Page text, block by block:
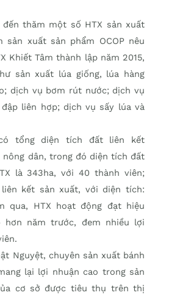
thăm một số HTX sản xuất
sản xuất sản phẩm OCOP nêu
Khiết Tâm thành lập năm 2015,
sản xuất lúa giống, lúa hàng
dịch vụ bơm rút nước; dịch vụ
liên hợp; dịch vụ sấy lúa và
tổng diện tích đất liên kết
nông dân, trong đó diện tích đất
là 343ha, với 40 thành viên;
kết sản xuất, với diện tích:
qua, HTX hoạt động đạt hiệu
hơn năm trước, đem nhiều lợi
Nguyệt, chuyên sản xuất bánh
lại lợi nhuận cao trong sản
cơ sở được tiêu thụ trên thị